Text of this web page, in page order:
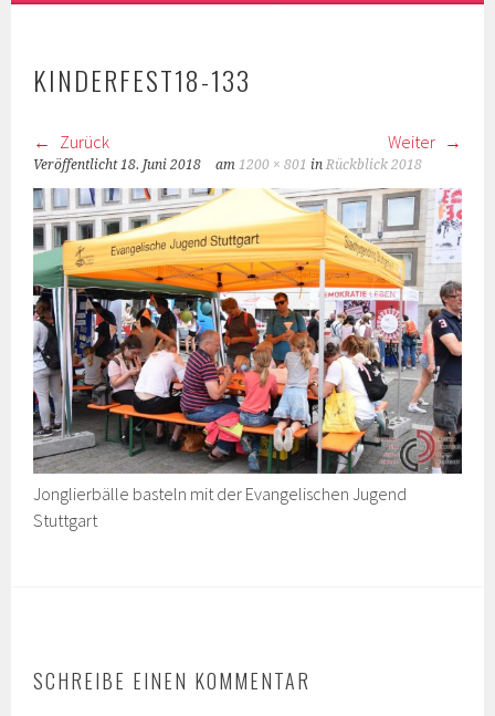
KINDERFEST18-133
Zurück Weiter
Veröffentlicht 18. Juni 2018 am 1200 × 801 in Rückblick 2018
Jonglierbälle basteln mit der Evangelischen Jugend
Stuttgart
SCHREIBE EINEN KOMMENTAR